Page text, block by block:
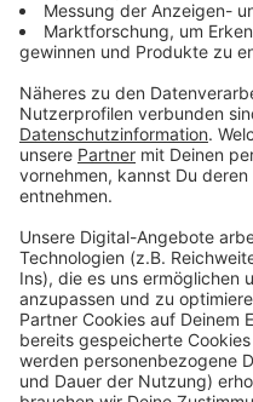
Hier müssen
Unter den 58 Bäumen
Grünanlagen. 12 Bäume
Betroffen sind unter
•Hofgarten, sieben
vier Bäume mit
• Lantz’scher Park, zwei